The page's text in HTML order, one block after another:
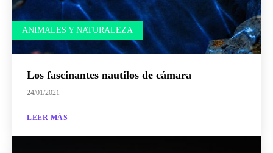
ANIMALES Y NATURALEZA
Los fascinantes nautilos de cámara
24/01/2021
LEER MÁS